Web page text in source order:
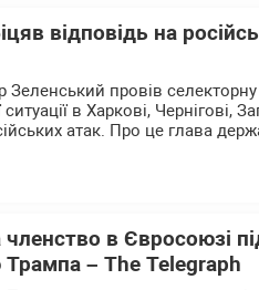
відповідь на
провів селекторну
в Харкові, Чернігові,
атак. Про це глава
в Євросоюзі
– The Telegraph